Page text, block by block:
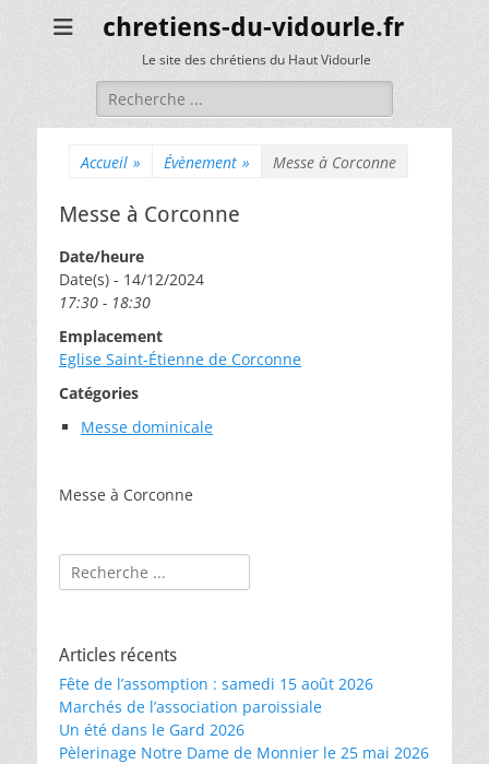
chretiens-du-vidourle.fr
Le site des chrétiens du Haut Vidourle
Rechercher :
Accueil » Évènement » Messe à Corconne
Messe à Corconne
Date/heure
Date(s) - 14/12/2024
17:30 - 18:30
Emplacement
Eglise Saint-Étienne de Corconne
Catégories
Messe dominicale
Messe à Corconne
Rechercher :
Articles récents
Fête de l’assomption : samedi 15 août 2026
Marchés de l’association paroissiale
Un été dans le Gard 2026
Pèlerinage Notre Dame de Monnier le 25 mai 2026